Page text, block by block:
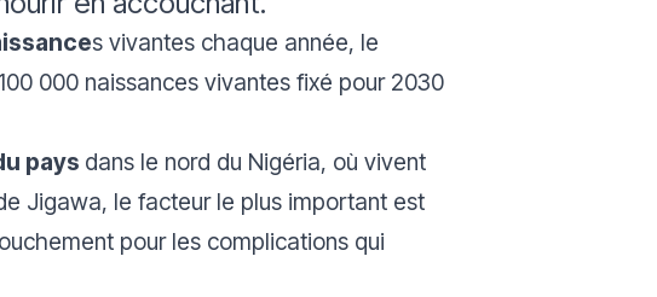
s vivantes chaque année, le
000 naissances vivantes fixé pour 2030
pays dans le nord du Nigéria, où vivent
Jigawa, le facteur le plus important est
pour les complications qui